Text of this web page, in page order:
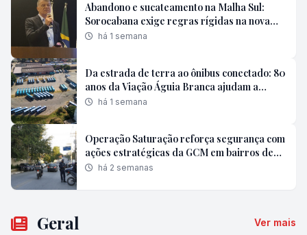
Abandono e sucateamento na Malha Sul:
Sorocabana exige regras rígidas na nova
concessão
há 1 semana
Da estrada de terra ao ônibus conectado: 80
anos da Viação Águia Branca ajudam a
contar a evolução da mobilidade brasileira
há 1 semana
Operação Saturação reforça segurança com
ações estratégicas da GCM em bairros de
Poáhá 2 semanas
Geral Ver mais